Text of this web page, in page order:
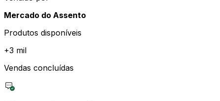
Mercado do Assento
Produtos disponíveis
+3 mil
Vendas concluídas